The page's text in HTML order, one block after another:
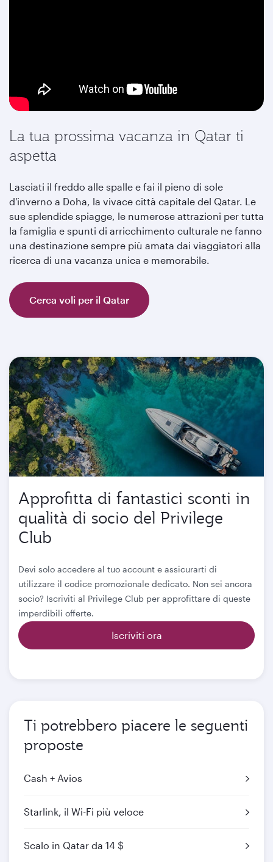
La tua prossima vacanza in Qatar ti
aspetta
Lasciati il freddo alle spalle e fai il pieno di sole
d'inverno a Doha, la vivace città capitale del Qatar. Le
sue splendide spiagge, le numerose attrazioni per tutta
la famiglia e spunti di arricchimento culturale ne fanno
una destinazione sempre più amata dai viaggiatori alla
ricerca di una vacanza unica e memorabile.
Cerca voli per il Qatar
Approfitta di fantastici sconti in
qualità di socio del Privilege
Club
Devi solo accedere al tuo account e assicurarti di
utilizzare il codice promozionale dedicato. Non sei ancora
socio? Iscriviti al Privilege Club per approfittare di queste
imperdibili offerte.
Iscriviti ora
Ti potrebbero piacere le seguenti
proposte
Cash + Avios
Starlink, il Wi-Fi più veloce
Scalo in Qatar da 14 $